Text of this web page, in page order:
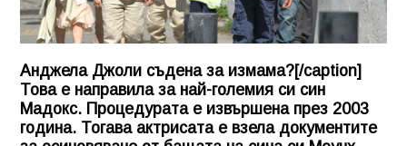
Анджела Джоли съдена за измама?[/caption]
Това е направила за най-големия си син
Мадокс. Процедурата е извършена през 2003
година. Тогава актрисата е взела документите